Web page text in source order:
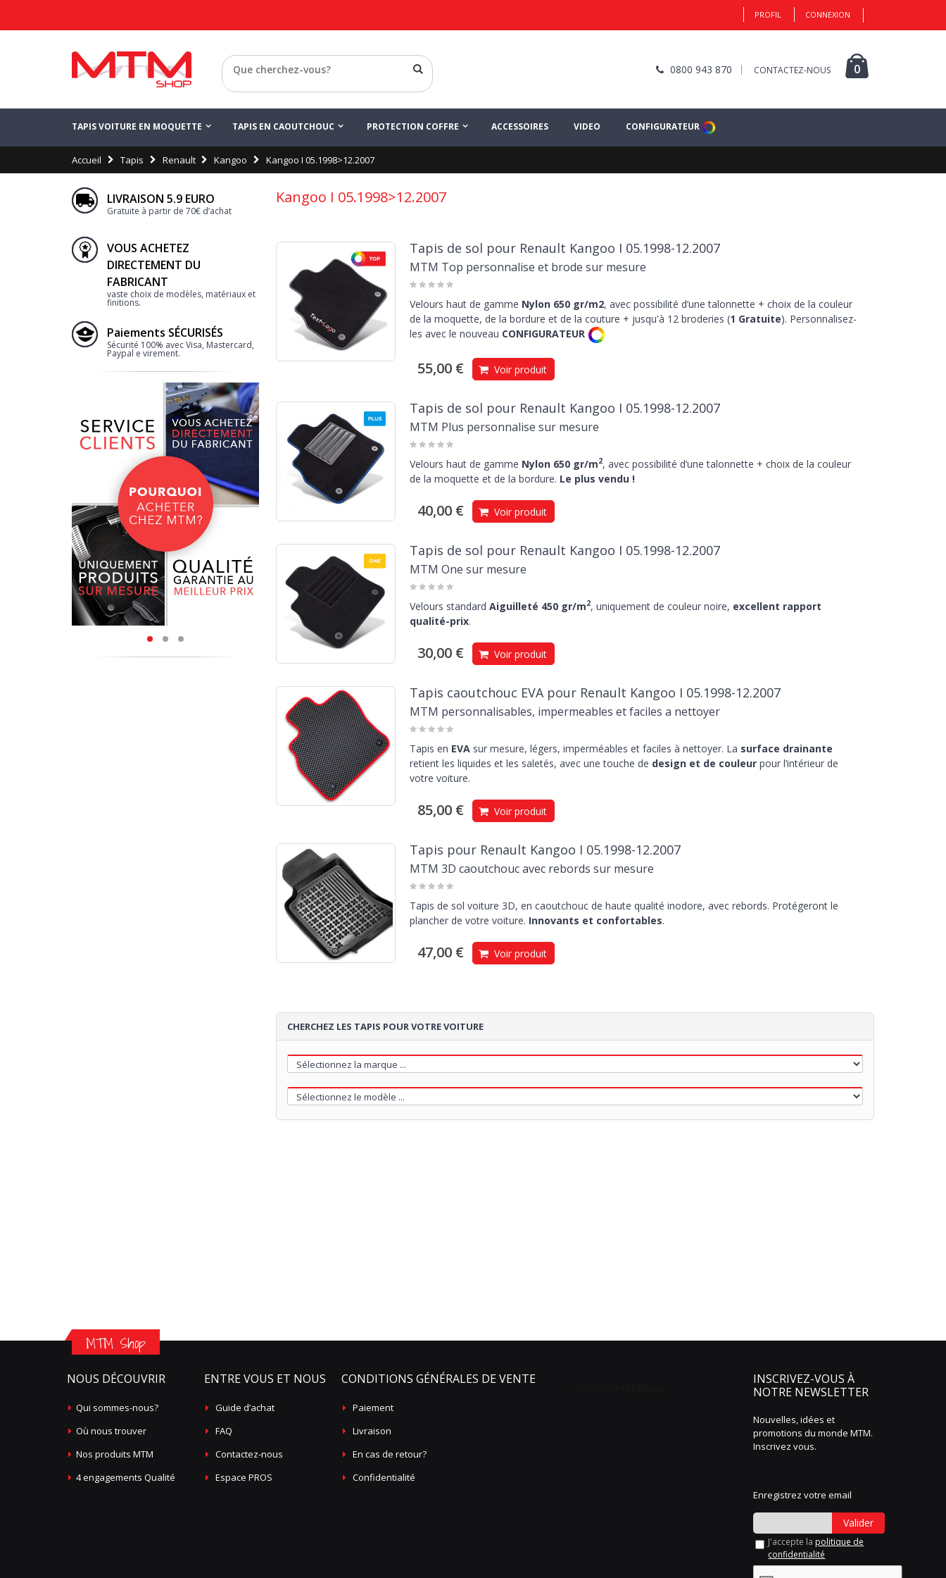
PROFIL CONNEXION
0800 943 870 CONTACTEZ-NOUS 0
Retour
TAPIS VOITURE EN MOQUETTE TAPIS EN CAOUTCHOUC PROTECTION COFFRE ACCESSOIRES VIDEO CONFIGURATEUR
Accueil Tapis Renault Kangoo Kangoo I 05.1998>12.2007
Kangoo I 05.1998>12.2007
Tapis de sol pour Renault Kangoo I 05.1998-12.2007
MTM Top personnalise et brode sur mesure
Velours haut de gamme Nylon 650 gr/m2, avec possibilité d’une talonnette + choix de la couleur
de la moquette, de la bordure et de la couture + jusqu'à 12 broderies (1 Gratuite). Personnalisez-
les avec le nouveau CONFIGURATEUR
55,00 € Voir produit
Tapis de sol pour Renault Kangoo I 05.1998-12.2007
MTM Plus personnalise sur mesure
Velours haut de gamme Nylon 650 gr/m2, avec possibilité d’une talonnette + choix de la couleur
de la moquette et de la bordure. Le plus vendu !
40,00 € Voir produit
Tapis de sol pour Renault Kangoo I 05.1998-12.2007
MTM One sur mesure
Velours standard Aiguilleté 450 gr/m2, uniquement de couleur noire, excellent rapport
qualité-prix.
30,00 € Voir produit
Tapis caoutchouc EVA pour Renault Kangoo I 05.1998-12.2007
MTM personnalisables, impermeables et faciles a nettoyer
Tapis en EVAsur mesure, légers, imperméables et faciles à nettoyer. La surface drainante
retient les liquides et les saletés, avec une touche de design et de couleurpour l’intérieur de
votre voiture.
85,00 € Voir produit
Tapis pour Renault Kangoo I 05.1998-12.2007
MTM 3D caoutchouc avec rebords sur mesure
Tapis de sol voiture 3D, en caoutchouc de haute qualité inodore, avec rebords. Protégeront le
plancher de votre voiture. Innovants et confortables.
47,00 € Voir produit
CHERCHEZ LES TAPIS POUR VOTRE VOITURE
LIVRAISON 5.9 EURO
Gratuite à partir de 70€ d’achat
VOUS ACHETEZ
DIRECTEMENT DU
FABRICANT
vaste choix de modèles, matériaux et
finitions.
Paiements SÉCURISÉS
Sécurité 100% avec Visa, Mastercard,
Paypal e virement.
MTM Shop
NOUS DÉCOUVRIR
Qui sommes-nous?
Où nous trouver
Nos produits MTM
4 engagements Qualité
ENTRE VOUS ET NOUS
Guide d’achat
FAQ
Contactez-nous
Espace PROS
CONDITIONS GÉNÉRALES DE VENTE
Paiement
Livraison
En cas de retour?
Confidentialité
INSCRIVEZ-VOUS À
NOTRE NEWSLETTER
Nouvelles, idées et
promotions du monde MTM.
Inscrivez vous.
Enregistrez votre email
Valider
J'accepte la politique de
confidentialité